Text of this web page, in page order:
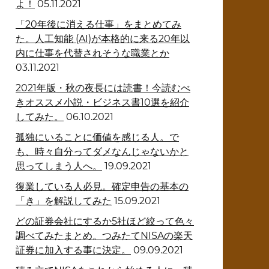
よ！ 05.11.2021
「20年後に消える仕事」をまとめてみ
た。人工知能 (AI)が本格的に来る20年以
内に仕事を代替されそうな職業とか
03.11.2021
2021年版・秋の夜長には読書！今読むべ
きオススメ小説・ビジネス書10選を紹介
してみた。
06.10.2021
孤独にいることに価値を感じる人。で
も、時々自分ってダメなんじゃないかと
思ってしまう人へ。
19.09.2021
復業している人必見。確定申告の基本の
「き」を解説してみた 15.09.2021
どの証券会社にするか5社ほど絞って色々
調べてみたまとめ。つみたてNISAの楽天
証券に加入する事に決定。
09.09.2021